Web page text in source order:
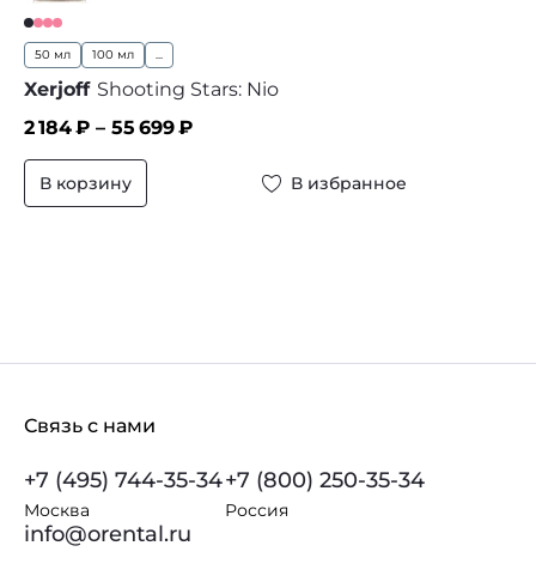
50 мл 100 мл ...
Xerjoff Shooting Stars: Nio
2 184₽ – 55 699₽
В корзину В избранное
Связь с нами
+7 (495) 744-35-34
Москва
+7 (800) 250-35-34
Россия
info@orental.ru